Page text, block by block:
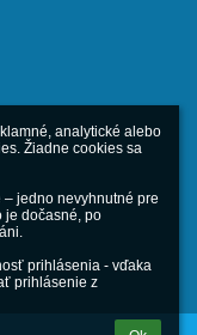
analytické alebo
Žiadne cookies sa
jedno nevyhnutné pre
je dočasné, po
prihlásenia - vďaka
prihlásenie z